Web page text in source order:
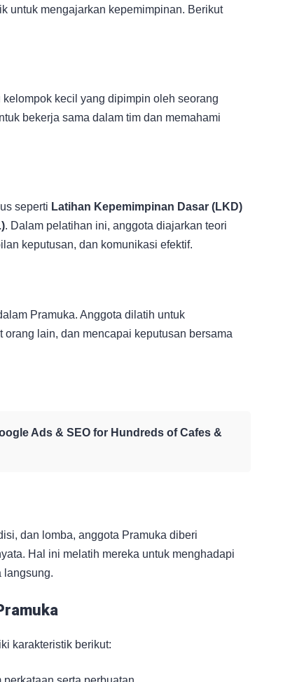
untuk mengajarkan kepemimpinan. Berikut
kecil yang dipimpin oleh seorang
bekerja sama dalam tim dan memahami
seperti Latihan Kepemimpinan Dasar (LKD)
. Dalam pelatihan ini, anggota diajarkan teori
keputusan, dan komunikasi efektif.
Pramuka. Anggota dilatih untuk
lain, dan mencapai keputusan bersama
Ads & SEO for Hundreds of Cafes &
dan lomba, anggota Pramuka diberi
Hal ini melatih mereka untuk menghadapi
langsung.
karakteristik berikut: